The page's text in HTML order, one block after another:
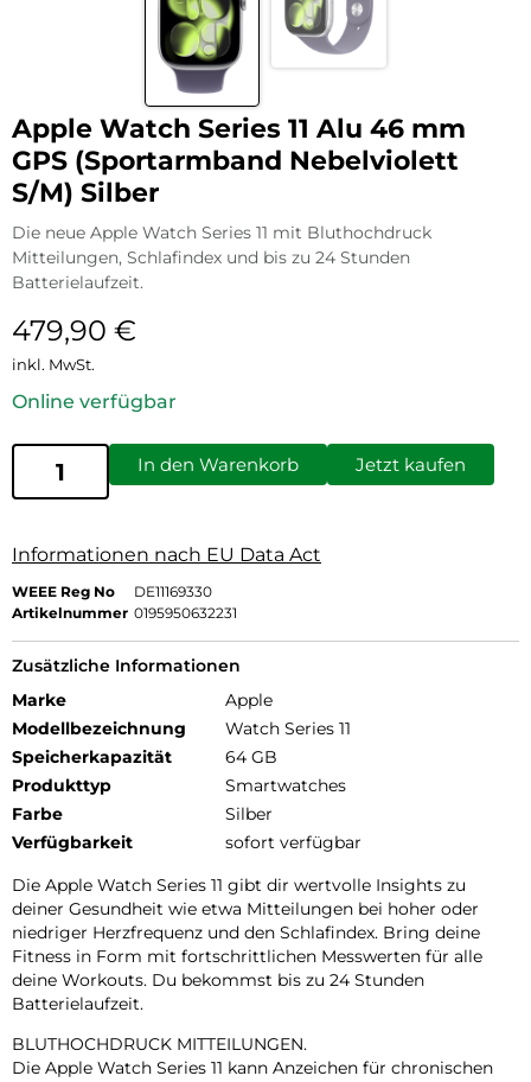
Apple Watch Series 11 Alu 46 mm
GPS (Sportarmband Nebelviolett
S/M) Silber
Die neue Apple Watch Series 11 mit Bluthochdruck
Mitteilungen, Schlafindex und bis zu 24 Stunden
Batterielaufzeit.
479,90 €
inkl. MwSt.
Online verfügbar
In den Warenkorb Jetzt kaufen
Informationen nach EU Data Act
WEEE Reg No
DE11169330
Artikelnummer 0195950632231
Zusätzliche Informationen
Marke
Apple
Modellbezeichnung
Watch Series 11
Speicherkapazität
64 GB
Produkttyp
Smartwatches
Farbe
Silber
Verfügbarkeit
sofort verfügbar
Die Apple Watch Series 11 gibt dir wertvolle Insights zu
deiner Gesundheit wie etwa Mitteilungen bei hoher oder
niedriger Herzfrequenz und den Schlafindex. Bring deine
Fitness in Form mit fortschrittlichen Messwerten für alle
deine Workouts. Du bekommst bis zu 24 Stunden
Batterielaufzeit.
BLUTHOCHDRUCK MITTEILUNGEN.
Die Apple Watch Series 11 kann Anzeichen für chronischen